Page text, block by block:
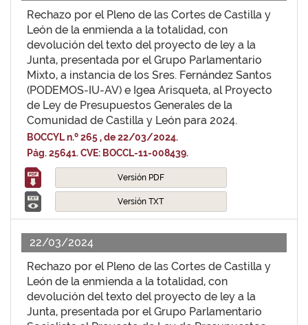
Rechazo por el Pleno de las Cortes de Castilla y
León de la enmienda a la totalidad, con
devolución del texto del proyecto de ley a la
Junta, presentada por el Grupo Parlamentario
Mixto, a instancia de los Sres. Fernández Santos
(PODEMOS-IU-AV) e Igea Arisqueta, al Proyecto
de Ley de Presupuestos Generales de la
Comunidad de Castilla y León para 2024.
BOCCYL n.º 265 , de 22/03/2024.
Pág. 25641. CVE: BOCCL-11-008439.
Versión PDF
Versión TXT
22/03/2024
Rechazo por el Pleno de las Cortes de Castilla y
León de la enmienda a la totalidad, con
devolución del texto del proyecto de ley a la
Junta, presentada por el Grupo Parlamentario